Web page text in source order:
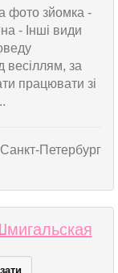
фото зйомка -
- Інші види
весіллям, за
працювати зі
Петербург